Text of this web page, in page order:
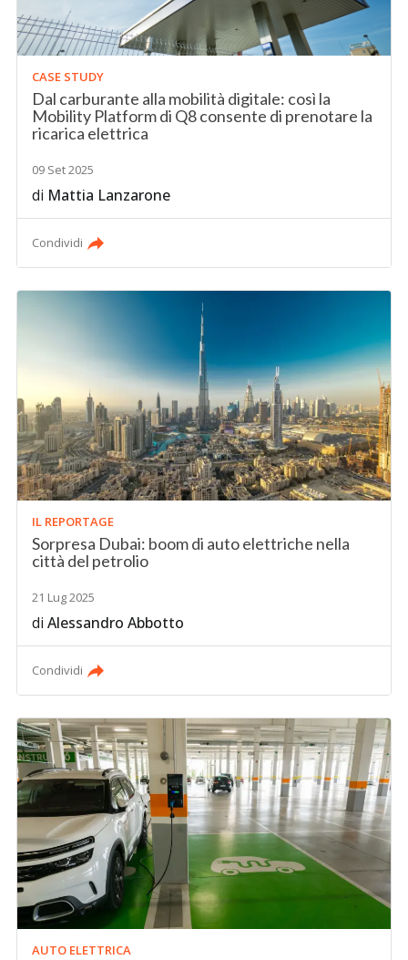
CASE STUDY
Dal carburante alla mobilità digitale: così la
Mobility Platform di Q8 consente di prenotare la
ricarica elettrica
09 Set 2025
di Mattia Lanzarone
Condividi
IL REPORTAGE
Sorpresa Dubai: boom di auto elettriche nella
città del petrolio
21 Lug 2025
diAlessandro Abbotto
Condividi
AUTO ELETTRICA